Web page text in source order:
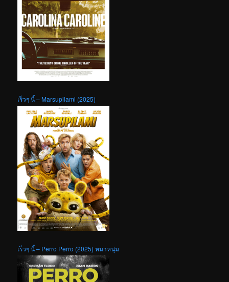
เร็วๆ นี้ – Marsupilami (2025)
เร็วๆ นี้ – Perro Perro (2025) หมาหนุ่ม